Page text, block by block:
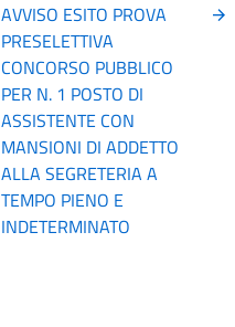
AVVISO ESITO PROVA
PRESELETTIVA
CONCORSO PUBBLICO
PER N. 1 POSTO DI
ASSISTENTE CON
MANSIONI DI ADDETTO
ALLA SEGRETERIA A
TEMPO PIENO E
INDETERMINATO